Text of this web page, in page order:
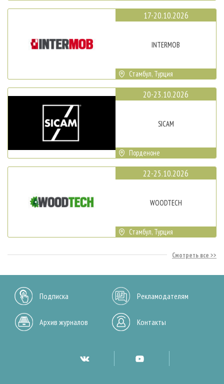
17-20.10.2026
INTERMOB
Стамбул, Турция
20-23.10.2026
SICAM
Порденоне
22-25.10.2026
WOODTECH
Стамбул, Турция
Смотреть все
Подписка Рекламодателям
Архив журналов Контакты